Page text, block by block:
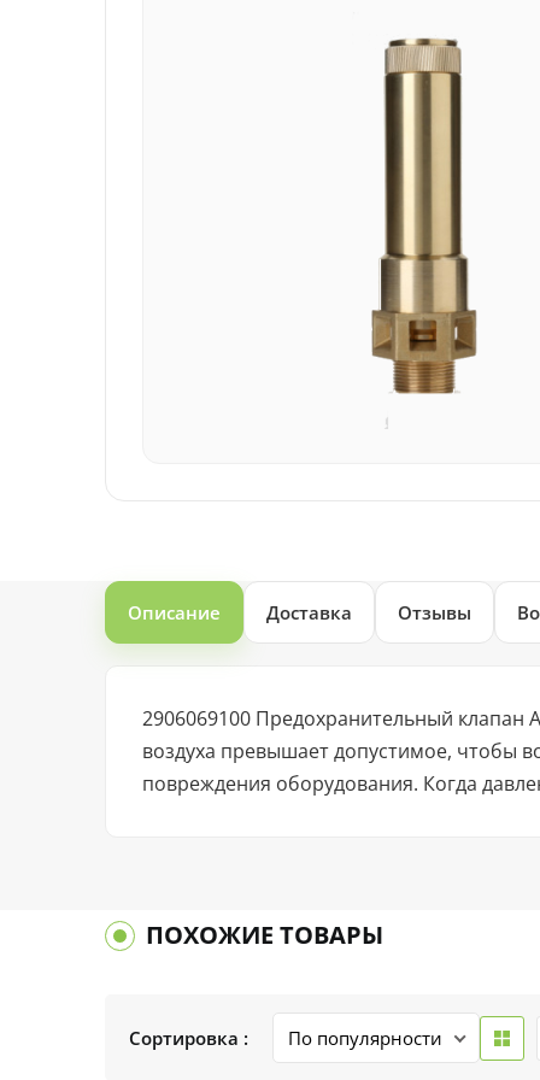
Описание Доставка Отзывы
2906069100 Предохранительный клапан
воздуха превышает допустимое, чтобы
повреждения оборудования. Когда
ПОХОЖИЕ ТОВАРЫ
Сортировка :